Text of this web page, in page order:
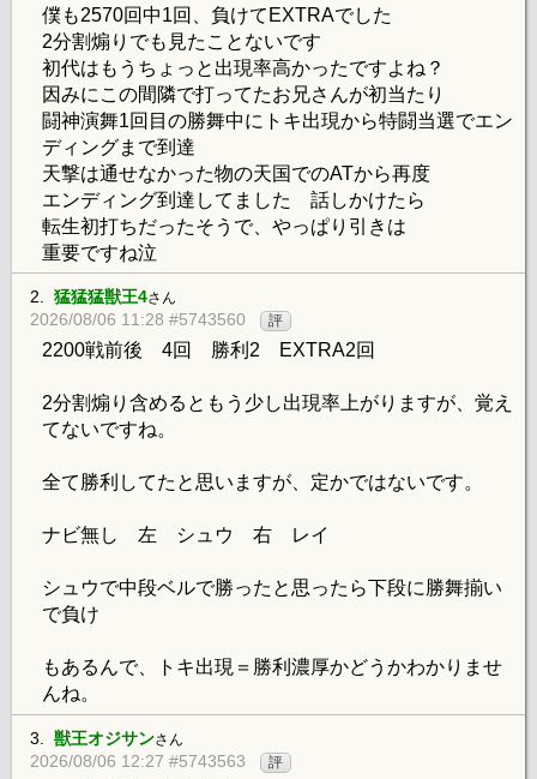
僕も2570回中1回、負けてEXTRAでした
2分割煽りでも見たことないです
初代はもうちょっと出現率高かったですよね？
因みにこの間隣で打ってたお兄さんが初当たり
闘神演舞1回目の勝舞中にトキ出現から特闘当選でエン
ディングまで到達
天撃は通せなかった物の天国でのATから再度
エンディング到達してました 話しかけたら
転生初打ちだったそうで、やっぱり引きは
重要ですね泣
2. 猛猛猛獣王4さん
2026/08/06 11:28 #5743560 評
2200戦前後 4回 勝利2 EXTRA2回
2分割煽り含めるともう少し出現率上がりますが、覚え
てないですね。
全て勝利してたと思いますが、定かではないです。
ナビ無し 左 シュウ 右 レイ
シュウで中段ベルで勝ったと思ったら下段に勝舞揃い
で負け
もあるんで、トキ出現＝勝利濃厚かどうかわかりませ
んね。
3. 獣王オジサンさん
2026/08/06 12:27 #5743563 評